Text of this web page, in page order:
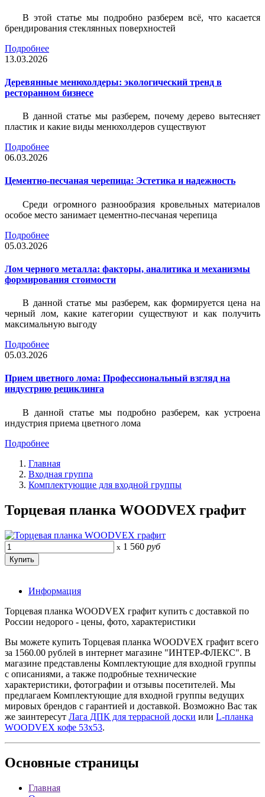
В этой статье мы подробно разберем всё, что касается
брендирования стеклянных поверхностей
Подробнее
13.03.2026
Деревянные менюхолдеры: экологический тренд в
ресторанном бизнесе
В данной статье мы разберем, почему дерево вытесняет
пластик и какие виды менюхолдеров существуют
Подробнее
06.03.2026
Цементно-песчаная черепица: Эстетика и надежность
Среди огромного разнообразия кровельных материалов
особое место занимает цементно-песчаная черепица
Подробнее
05.03.2026
Лом черного металла: факторы, аналитика и механизмы
формирования стоимости
В данной статье мы разберем, как формируется цена на
черный лом, какие категории существуют и как получить
максимальную выгоду
Подробнее
05.03.2026
Прием цветного лома: Профессиональный взгляд на
индустрию рециклинга
В данной статье мы подробно разберем, как устроена
индустрия приема цветного лома
Подробнее
Главная
Входная группа
Комплектующие для входной группы
Торцевая планка WOODVEX графит
x 1 560 руб
Информация
Торцевая планка WOODVEX графит купить с доставкой по
России недорого - цены, фото, характеристики
Вы можете купить Торцевая планка WOODVEX графит всего
за 1560.00 рублей в интернет магазине "ИНТЕР-ФЛЕКС". В
магазине представлены Комплектующие для входной группы
с описаниями, а также подробные технические
характеристики, фотографии и отзывы посетителей. Мы
предлагаем Комплектующие для входной группы ведущих
мировых брендов с гарантией и доставкой. Возможно Вас так
же заинтересут Лага ДПК для террасной доски или L-планка
WOODVEX кофе 53х53.
Основные страницы
Главная